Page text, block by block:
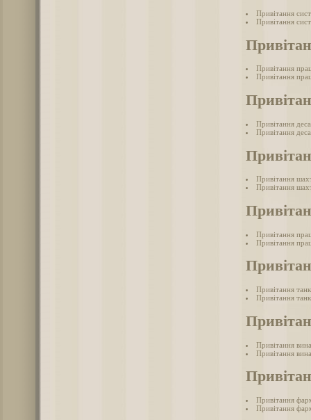
Привітання
Привітання
Привітання
Привітання
Привітання
Привітання
Привітання
Привітання
Привітання
Привітання
Привітання
Привітання
Привітання
Привітання
Привітання
Привітання